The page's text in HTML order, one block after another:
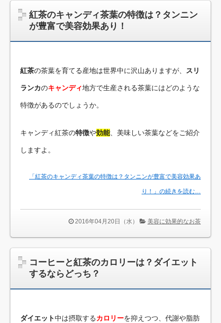
紅茶のキャンディ茶葉の特徴は？タンニン
が豊富で美容効果あり！
紅茶の茶葉を育てる産地は世界中に沢山ありますが、 スリ
ランカのキャンディ地方で生産される茶葉にはどのような
特徴があるのでしょうか。
キャンディ紅茶の特徴や効能、美味しい茶葉などをご紹介
しますよ。
「紅茶のキャンディ茶葉の特徴は？タンニンが豊富で美容効果あ
り！」の続きを読む…
2016年04月20日（水） 美容に効果的なお茶
コーヒーと紅茶のカロリーは？ダイエット
するならどっち？
ダイエット中は摂取するカロリーを抑えつつ、代謝や脂肪